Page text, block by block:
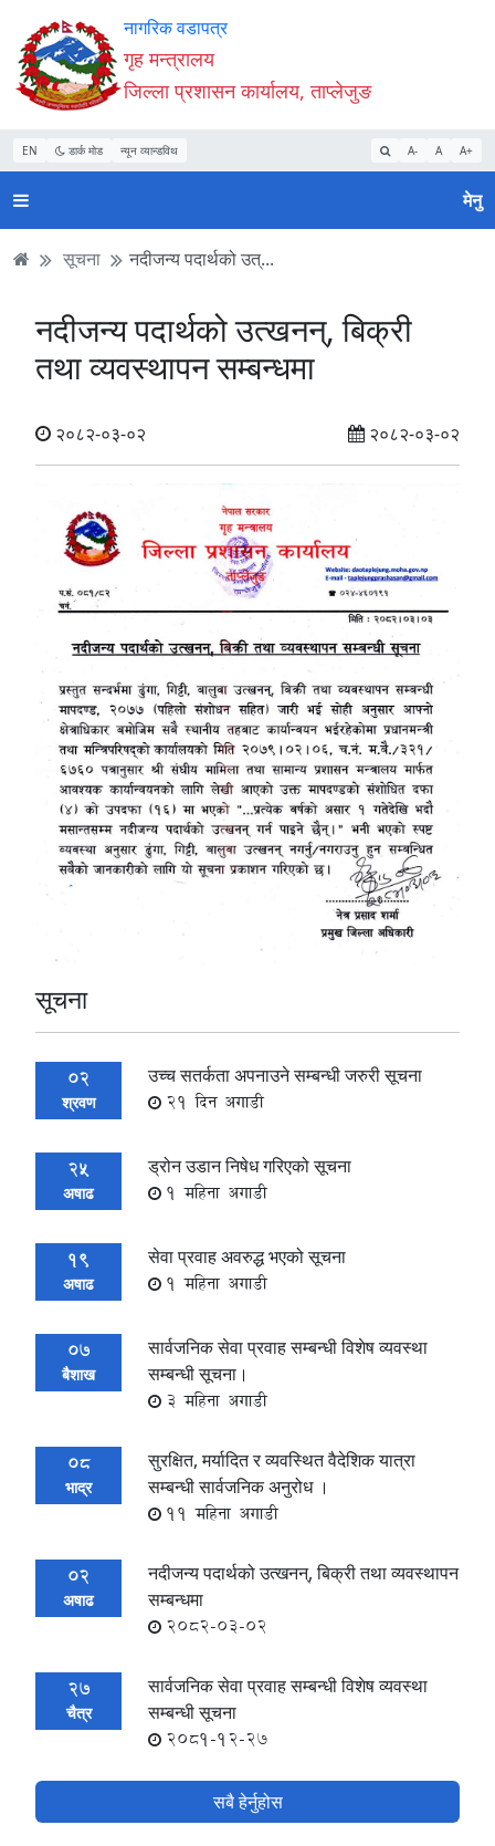
Accessibility
Mode
सुरु
गर्नुहोस्
सामाग्री
पढ्नुहाेस्
नेभिगेसन
पढ्नुहाेस्
वेबसाइट
खोजमा
जानुहोस्
नागरिक वडापत्र
गृह मन्त्रालय
जिल्ला प्रशासन कार्यालय, ताप्लेजुङ
EN डार्क मोड न्यून व्यान्डविथ A- A A+
मेनु
सूचना नदीजन्य पदार्थको उत्...
नदीजन्य पदार्थको उत्खनन्, बिक्री
तथा व्यवस्थापन सम्बन्धमा
२०८२-०३-०२ २०८२-०३-०२
सूचना
02
श्रवण
उच्च सतर्कता अपनाउने सम्बन्धी जरुरी सूचना
21 दिन अगाडी
25
अषाढ
ड्रोन उडान निषेध गरिएको सूचना
1 महिना अगाडी
19
अषाढ
सेवा प्रवाह अवरुद्ध भएको सूचना
1 महिना अगाडी
07
बैशाख
सार्वजनिक सेवा प्रवाह सम्बन्धी विशेष व्यवस्था
सम्बन्धी सूचना।
3 महिना अगाडी
08
भाद्र
सुरक्षित, मर्यादित र व्यवस्थित वैदेशिक यात्रा
सम्बन्धी सार्वजनिक अनुरोध ।
11 महिना अगाडी
02
अषाढ
नदीजन्य पदार्थको उत्खनन्, बिक्री तथा व्यवस्थापन
सम्बन्धमा
2082-03-02
27
चैत्र
सार्वजनिक सेवा प्रवाह सम्बन्धी विशेष व्यवस्था
सम्बन्धी सूचना
2081-12-27
सबै हेर्नुहोस